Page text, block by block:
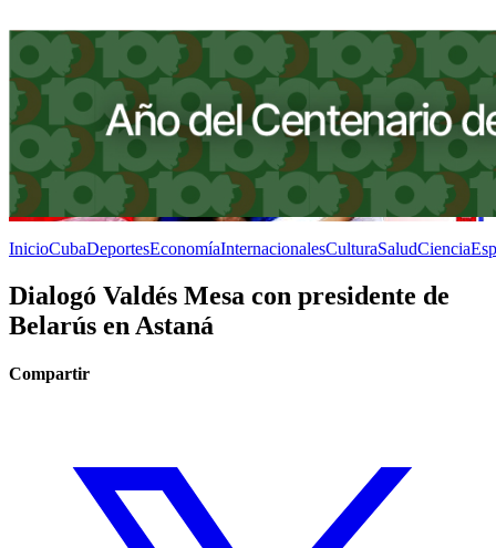
InicioCubaDeportesEconomíaInternacionalesCulturaSaludCiencia
Dialogó Valdés Mesa con presidente de
Belarús en Astaná
Compartir